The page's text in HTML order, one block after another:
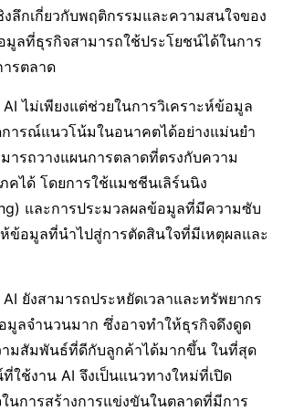
ลึกเกี่ยวกับพฤติกรรมและความสนใจของ
มูลที่ธุรกิจสามารถใช้ประโยชน์ได้ในการ
รตลาด
ไม่เพียงแต่ช่วยในการวิเคราะห์ข้อมูล
ารณ์แนวโน้มในอนาคตได้อย่างแม่นยำ
ารถวางแผนการตลาดที่ตรงกับความ
คได้ โดยการใช้แมชชีนเลิร์นนิง
และการประมวลผลข้อมูลที่มีความซับ
ข้อมูลที่นำไปสู่การตัดสินใจที่มีเหตุผลและ
ยังสามารถประหยัดเวลาและทรัพยากร
มูลจำนวนมาก ซึ่งอาจทำให้ธุรกิจดึงดูด
ามสัมพันธ์ที่ดีกับลูกค้าได้มากขึ้น ในที่สุด
ใช้งาน AI จึงเป็นแนวทางใหม่ที่เปิด
นการสร้างการแข่งขันในตลาดที่มีการ